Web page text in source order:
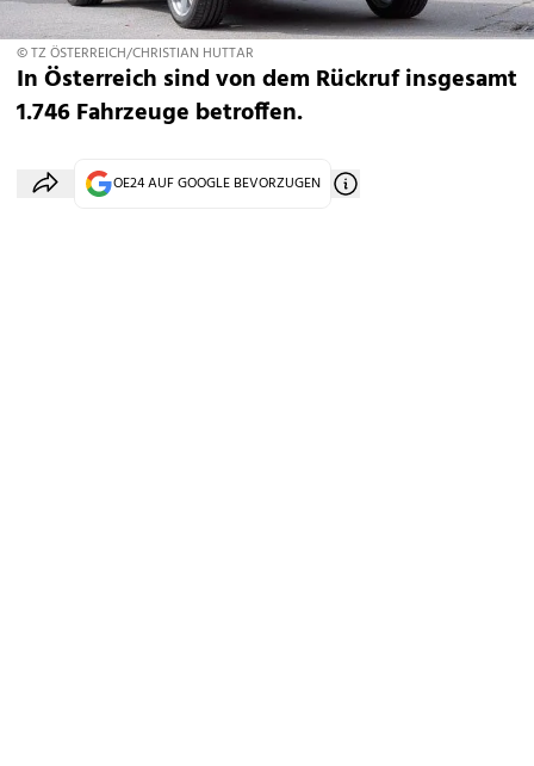
© TZ ÖSTERREICH/CHRISTIAN HUTTAR
In Österreich sind von dem Rückruf insgesamt
1.746 Fahrzeuge betroffen.
OE24 AUF GOOGLE BEVORZUGEN